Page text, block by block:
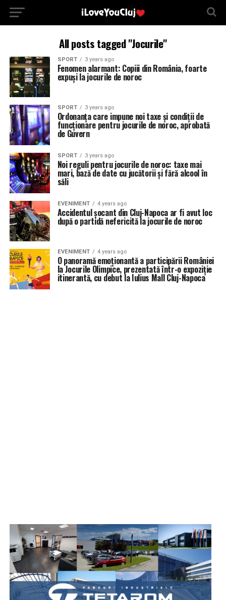
All posts tagged "Jocurile"
SPORT 3 years ago
Fenomen alarmant: Copiii din România, foarte
expuși la jocurile de noroc
SPORT 3 years ago
Ordonanța care impune noi taxe și condiții de
funcționare pentru jocurile de noroc, aprobată
de Guvern
SPORT 3 years ago
Noi reguli pentru jocurile de noroc: taxe mai
mari, bază de date cu jucătorii și fără alcool în
săli
EVENIMENT 4 years ago
Accidentul șocant din Cluj-Napoca ar fi avut loc
după o partidă nefericită la jocurile de noroc
EVENIMENT 4 years ago
O panoramă emoționantă a participării României
la Jocurile Olimpice, prezentată într-o expoziție
itinerantă, cu debut la Iulius Mall Cluj-Napoca